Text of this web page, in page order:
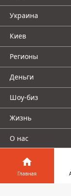
Украина
Киев
Регионы
Деньги
Шоу-биз
Жизнь
О нас
Главная